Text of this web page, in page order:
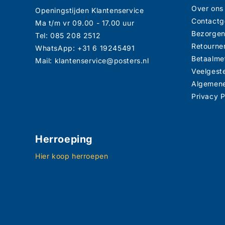
Openingstijden Klantenservice
Ma t/m vr 09.00 - 17.00 uur
Tel: 085 208 2512
WhatsApp: +31 6 19245491
Mail: klantenservice@posters.nl
Over ons
Bezorgen
Privacy
Herroeping
Hier koop herroepen